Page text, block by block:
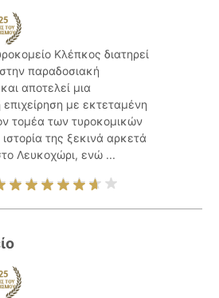
Κλέπκος διατηρεί
παραδοσιακή
αποτελεί μια
επιχείρηση με εκτεταμένη
τομέα των τυροκομικών
της ξεκινά αρκετά
Λευκοχώρι, ενώ ...